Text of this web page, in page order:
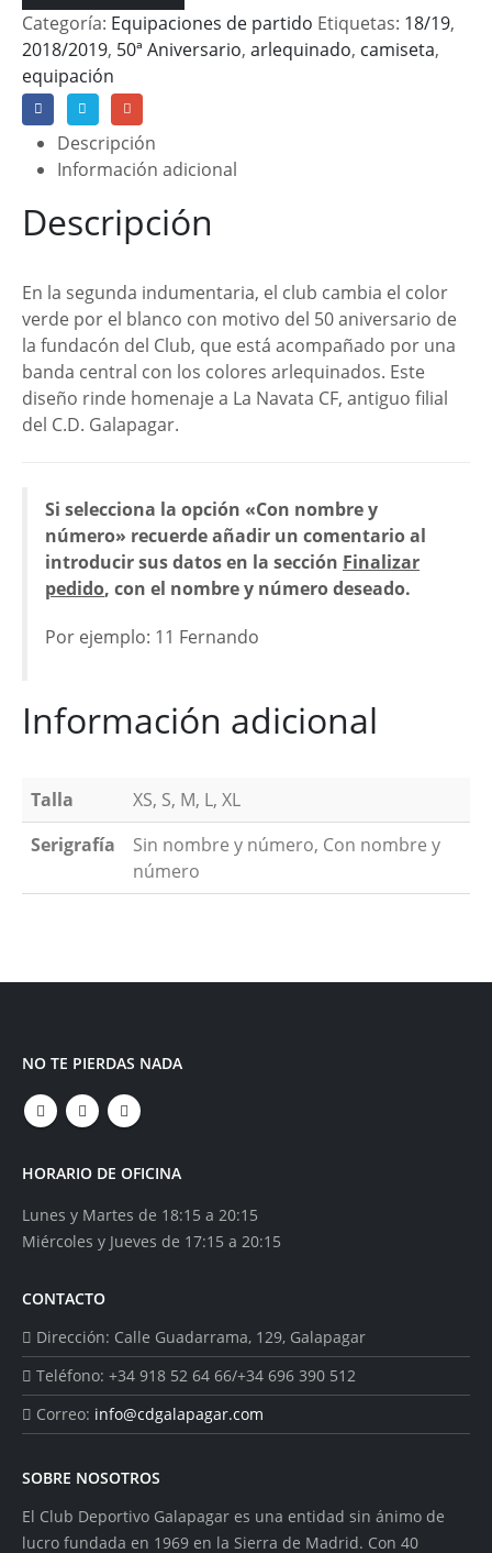
Categoría: Equipaciones de partido Etiquetas: 18/19,
2018/2019, 50ª Aniversario, arlequinado, camiseta,
equipación
Descripción
Información adicional
Descripción
En la segunda indumentaria, el club cambia el color
verde por el blanco con motivo del 50 aniversario de
la fundacón del Club, que está acompañado por una
banda central con los colores arlequinados. Este
diseño rinde homenaje a La Navata CF, antiguo filial
del C.D. Galapagar.
Si selecciona la opción «Con nombre y
número» recuerde añadir un comentario al
introducir sus datos en la sección Finalizar
pedido, con el nombre y número deseado.
Por ejemplo: 11 Fernando
Información adicional
Talla
XS, S, M, L, XL
Serigrafía
Sin nombre y número, Con nombre y
número
NO TE PIERDAS NADA
HORARIO DE OFICINA
Lunes y Martes de 18:15 a 20:15
Miércoles y Jueves de 17:15 a 20:15
CONTACTO
Dirección: Calle Guadarrama, 129, Galapagar
Teléfono: +34 918 52 64 66/+34 696 390 512
Correo: info@cdgalapagar.com
SOBRE NOSOTROS
El Club Deportivo Galapagar es una entidad sin ánimo de
lucro fundada en 1969 en la Sierra de Madrid. Con 40